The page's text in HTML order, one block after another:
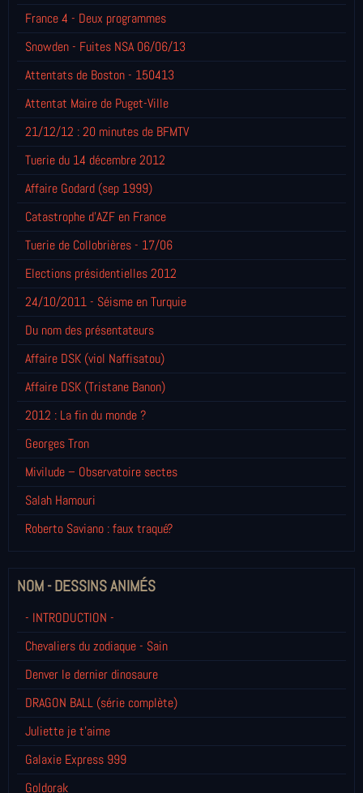
France 4 - Deux programmes
Snowden - Fuites NSA 06/06/13
Attentats de Boston - 150413
Attentat Maire de Puget-Ville
21/12/12 : 20 minutes de BFMTV
Tuerie du 14 décembre 2012
Affaire Godard (sep 1999)
Catastrophe d'AZF en France
Tuerie de Collobrières - 17/06
Elections présidentielles 2012
24/10/2011 - Séisme en Turquie
Du nom des présentateurs
Affaire DSK (viol Naffisatou)
Affaire DSK (Tristane Banon)
2012 : La fin du monde ?
Georges Tron
Mivilude – Observatoire sectes
Salah Hamouri
Roberto Saviano : faux traqué?
NOM - DESSINS ANIMÉS
- INTRODUCTION -
Chevaliers du zodiaque - Sain
Denver le dernier dinosaure
DRAGON BALL (série complète)
Juliette je t’aime
Galaxie Express 999
Goldorak